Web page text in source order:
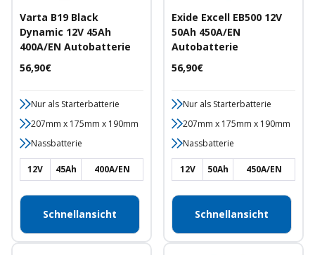
Varta B19 Black
Dynamic 12V 45Ah
400A/EN Autobatterie
Angebotspreis
56,90€
Nur als Starterbatterie
207mm x 175mm x 190mm
Nassbatterie
12V 45Ah 400A/EN
Schnellansicht
Exide Excell EB500 12V
50Ah 450A/EN
Autobatterie
Angebotspreis
56,90€
Nur als Starterbatterie
207mm x 175mm x 190mm
Nassbatterie
12V 50Ah 450A/EN
Schnellansicht